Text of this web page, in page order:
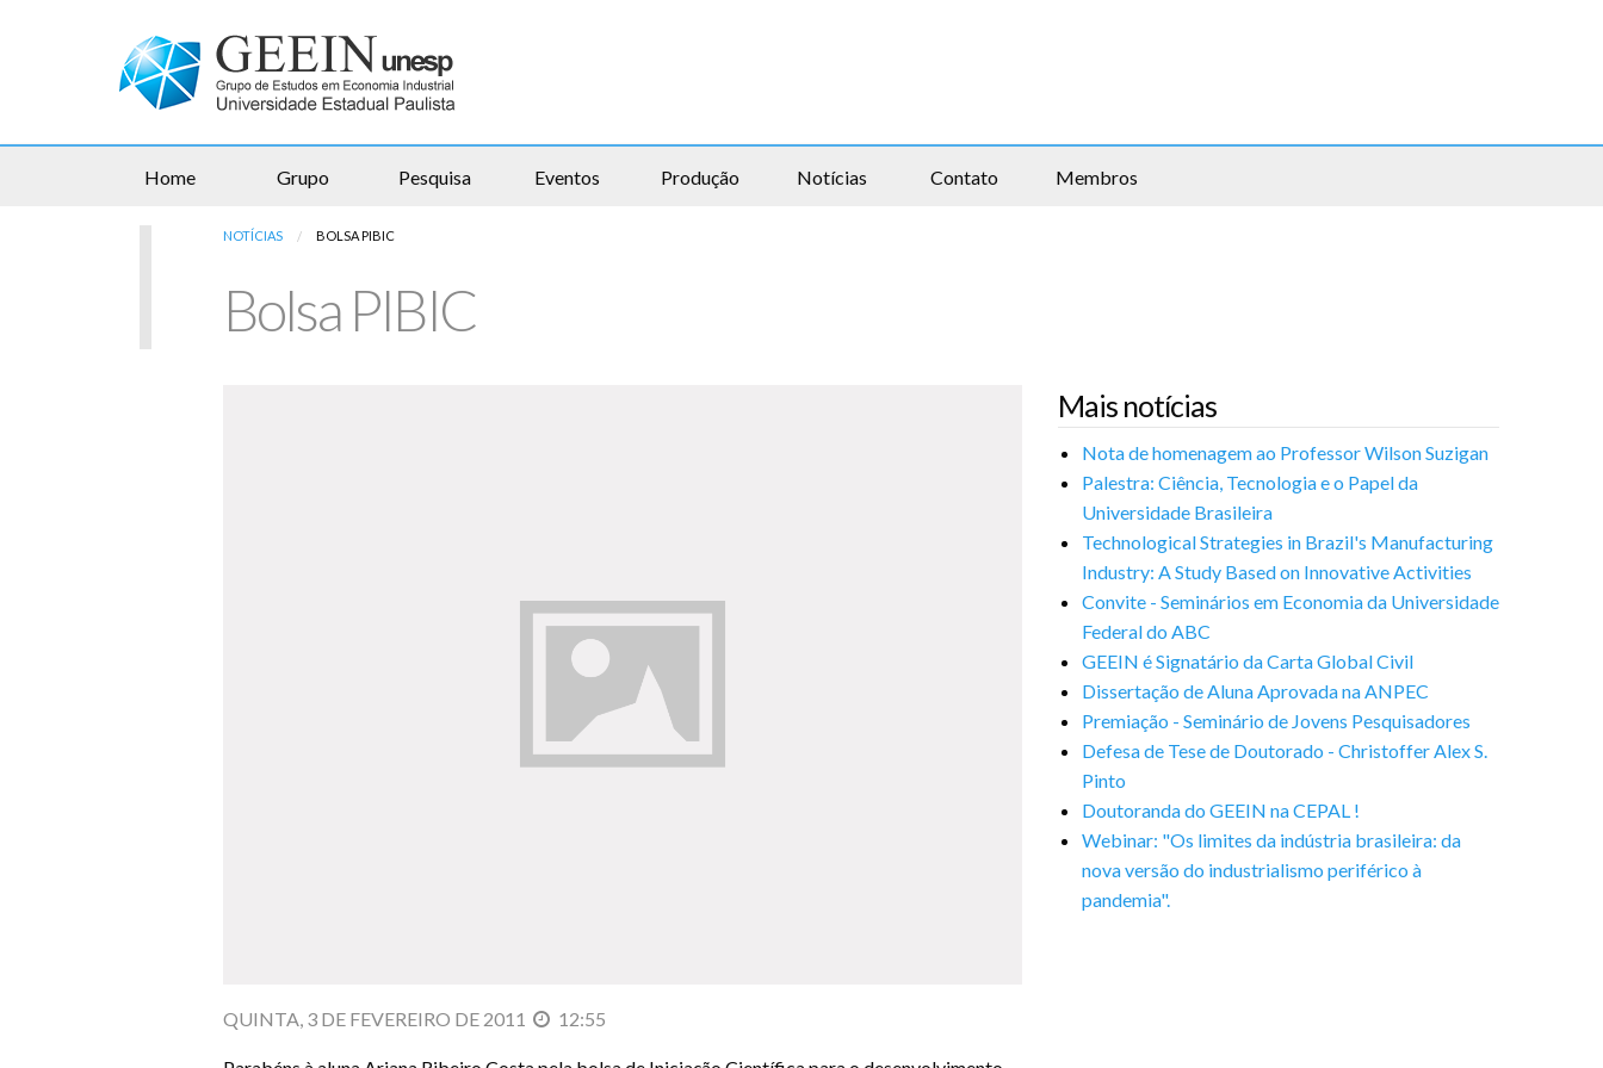
Home Grupo Pesquisa Eventos Produção Notícias Contato Membros
NOTÍCIAS ATUAL:
BOLSA PIBIC
Bolsa PIBIC
QUINTA, 3 DE FEVEREIRO DE 2011 12:55
Mais notícias
Nota de homenagem ao Professor Wilson Suzigan
Palestra: Ciência, Tecnologia e o Papel da
Universidade Brasileira
Technological Strategies in Brazil's Manufacturing
Industry: A Study Based on Innovative Activities
Convite - Seminários em Economia da Universidade
Federal do ABC
GEEIN é Signatário da Carta Global Civil
Dissertação de Aluna Aprovada na ANPEC
Premiação - Seminário de Jovens Pesquisadores
Defesa de Tese de Doutorado - Christoffer Alex S.
Pinto
Doutoranda do GEEIN na CEPAL !
Webinar: "Os limites da indústria brasileira: da
nova versão do industrialismo periférico à
pandemia".